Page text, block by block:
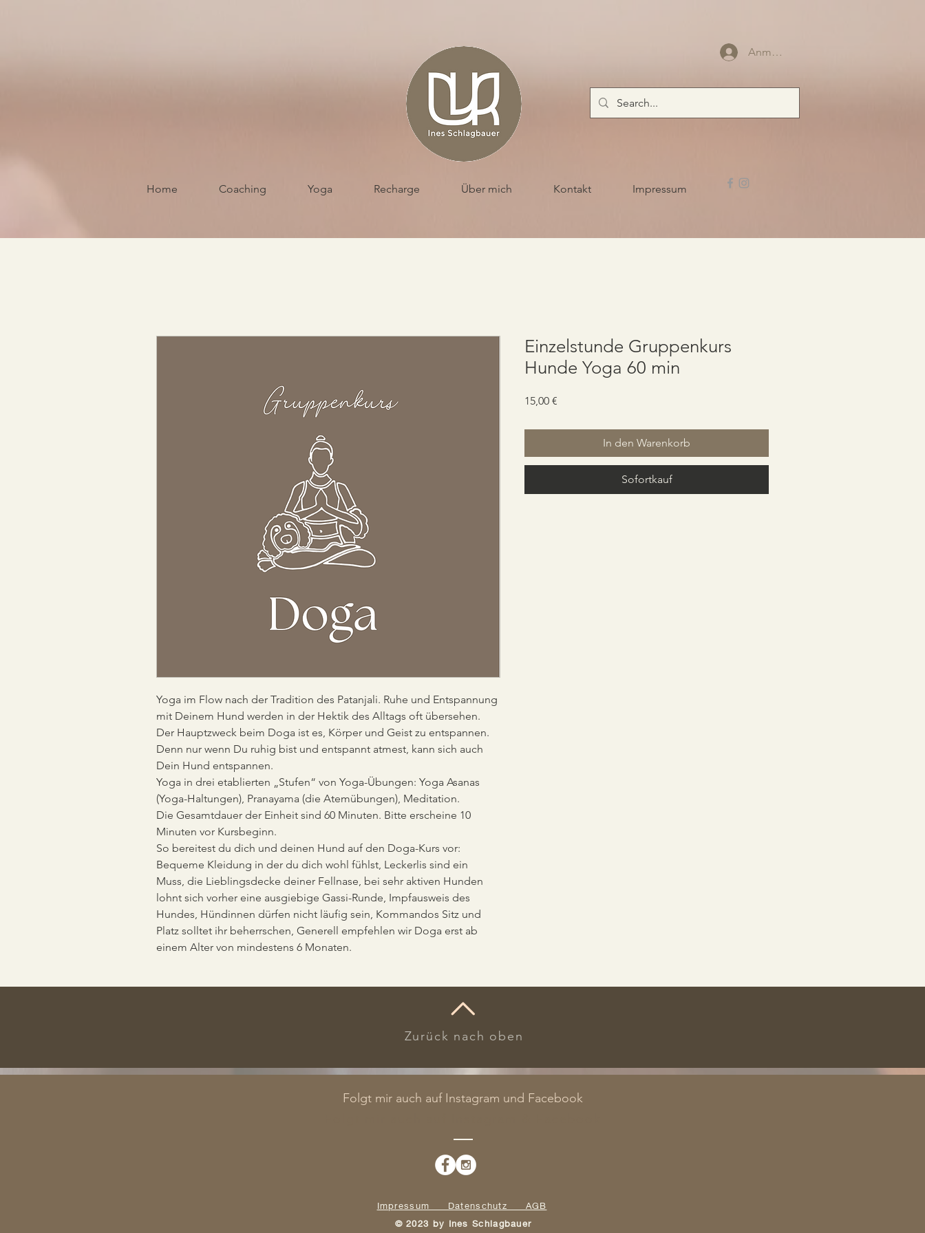
Anmelden
Home Coaching Yoga Recharge Über mich Kontakt Impressum
Yoga im Flow nach der Tradition des Patanjali. Ruhe und Entspannung
mit Deinem Hund werden in der Hektik des Alltags oft übersehen.
Der Hauptzweck beim Doga ist es, Körper und Geist zu entspannen.
Denn nur wenn Du ruhig bist und entspannt atmest, kann sich auch
Dein Hund entspannen.
Yoga in drei etablierten „Stufen“ von Yoga-Übungen: Yoga Asanas
(Yoga-Haltungen), Pranayama (die Atemübungen), Meditation.
Die Gesamtdauer der Einheit sind 60 Minuten. Bitte erscheine 10
Minuten vor Kursbeginn.
So bereitest du dich und deinen Hund auf den Doga-Kurs vor:
Bequeme Kleidung in der du dich wohl fühlst, Leckerlis sind ein
Muss, die Lieblingsdecke deiner Fellnase, bei sehr aktiven Hunden
lohnt sich vorher eine ausgiebige Gassi-Runde, Impfausweis des
Hundes, Hündinnen dürfen nicht läufig sein, Kommandos Sitz und
Platz solltet ihr beherrschen, Generell empfehlen wir Doga erst ab
einem Alter von mindestens 6 Monaten.
Einzelstunde Gruppenkurs
Hunde Yoga 60 min
15,00 €
In den Warenkorb
Sofortkauf
​Zurück nach oben
Impressum Datenschutz AGB
​© 2023 by Ines Schlagbauer
Folgt mir auch auf Instagram und Facebook